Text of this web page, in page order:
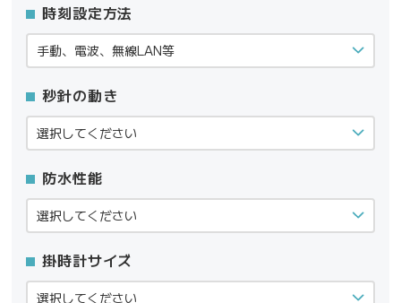
時刻設定方法
秒針の動き
防水性能
掛時計サイズ